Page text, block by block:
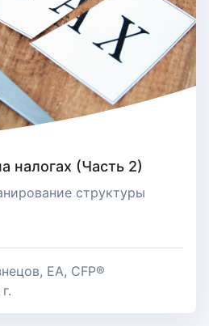
налогах (Часть 2)
структуры
EA, CFP®